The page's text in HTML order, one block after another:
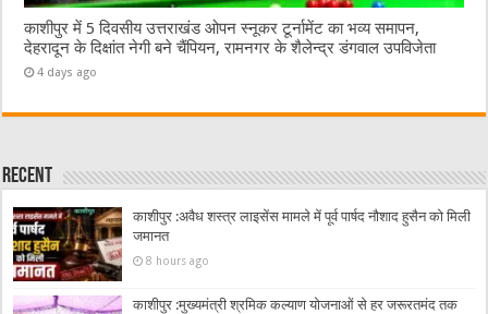
काशीपुर में 5 दिवसीय उत्तराखंड ओपन स्नूकर टूर्नामेंट का भव्य समापन,
देहरादून के दिक्षांत नेगी बने चैंपियन, रामनगर के शैलेन्द्र डंगवाल उपविजेता
4 days ago
Recent
काशीपुर :अवैध शस्त्र लाइसेंस मामले में पूर्व पार्षद नौशाद हुसैन को मिली
जमानत
8 hours ago
काशीपुर :मुख्यमंत्री श्रमिक कल्याण योजनाओं से हर जरूरतमंद तक